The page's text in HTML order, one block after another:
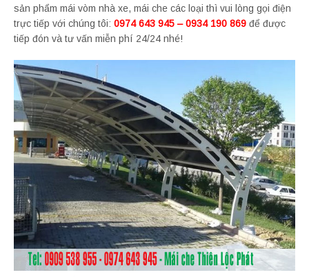
sản phẩm mái vòm nhà xe, mái che các loại thì vui lòng gọi điện
trực tiếp với chúng tôi: 0974 643 945 – 0934 190 869 để được
tiếp đón và tư vấn miễn phí 24/24 nhé!